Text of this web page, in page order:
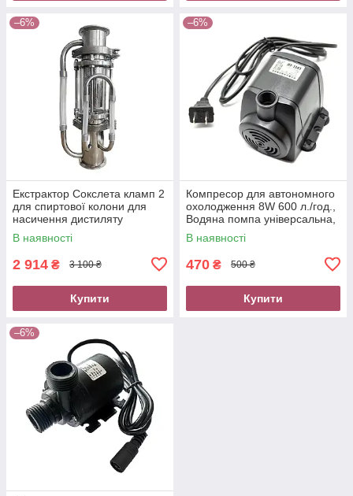
–6%
Екстрактор Сокслета кламп 2
для спиртової колони для
насичення дистиляту
ароматом
В наявності
2 914 ₴ 3 100 ₴
Купити
–6%
Компресор для автономного
охолодження 8W 600 л./год.,
Водяна помпа універсальна,
насос для перекачування
води
В наявності
470 ₴ 500 ₴
Купити
–6%